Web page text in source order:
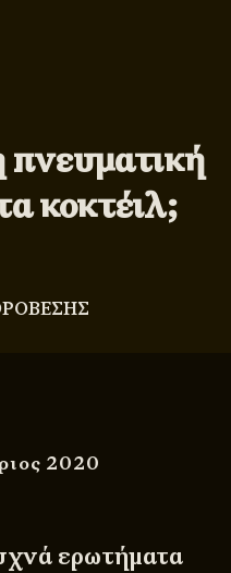
πνευματική
κοκτέιλ;
2020
ερωτήματα